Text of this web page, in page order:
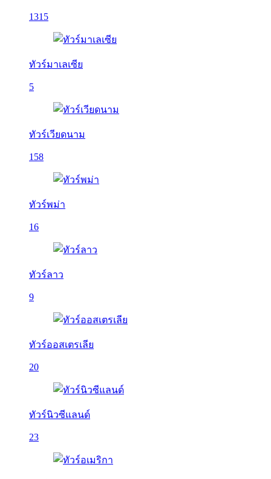
1315
ทัวร์มาเลเซีย
5
ทัวร์เวียดนาม
158
ทัวร์พม่า
16
ทัวร์ลาว
9
ทัวร์ออสเตรเลีย
20
ทัวร์นิวซีแลนด์
23